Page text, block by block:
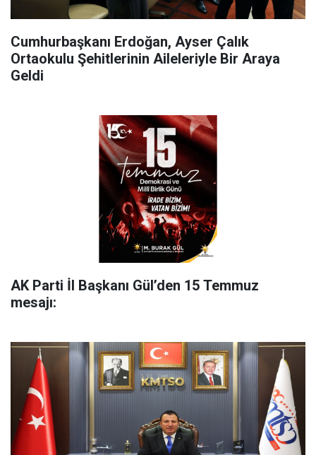
Cumhurbaşkanı Erdoğan, Ayser Çalık
Ortaokulu Şehitlerinin Aileleriyle Bir Araya
Geldi
AK Parti İl Başkanı Gül’den 15 Temmuz
mesajı: